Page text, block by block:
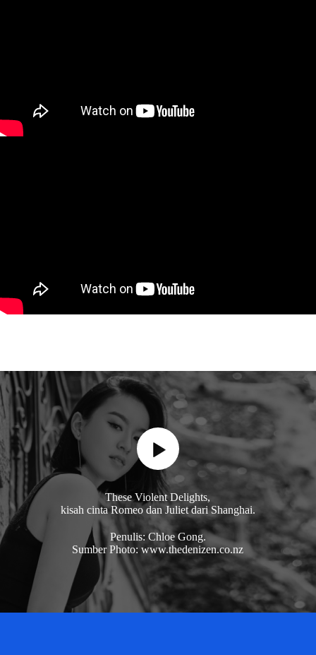
These Violent Delights,
kisah cinta Romeo dan Juliet dari Shanghai.
Penulis: Chloe Gong.
Sumber Photo: www.thedenizen.co.nz